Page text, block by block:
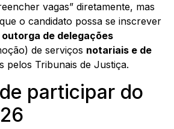
vagas” diretamente, mas
o candidato possa se inscrever
outorga de delegações
de serviços notariais e de
pelos Tribunais de Justiça.
participar do